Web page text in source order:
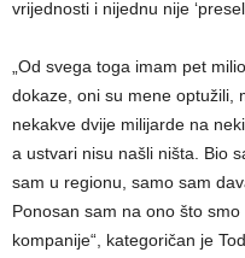
vrijednosti i nijednu nije
„Od svega toga imam pet
dokaze, oni su mene optužili,
nekakve dvije milijarde na
a ustvari nisu našli ništa. Bio
sam u regionu, samo sam
Ponosan sam na ono što
kompanije“, kategoričan je